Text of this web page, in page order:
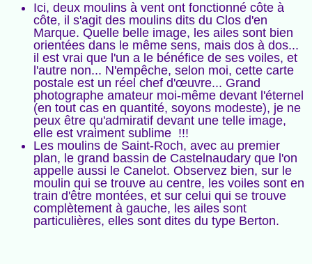
Ici, deux moulins à vent ont fonctionné côte à
côte, il s'agit des moulins dits du Clos d'en
Marque. Quelle belle image, les ailes sont bien
orientées dans le même sens, mais dos à dos...
il est vrai que l'un a le bénéfice de ses voiles, et
l'autre non... N'empêche, selon moi, cette carte
postale est un réel chef d'œuvre... Grand
photographe amateur moi-même devant l'éternel
(en tout cas en quantité, soyons modeste), je ne
peux être qu'admiratif devant une telle image,
elle est vraiment sublime !!!
Les moulins de Saint-Roch, avec au premier
plan, le grand bassin de Castelnaudary que l'on
appelle aussi le Canelot. Observez bien, sur le
moulin qui se trouve au centre, les voiles sont en
train d'être montées, et sur celui qui se trouve
complètement à gauche, les ailes sont
particulières, elles sont dites du type Berton.